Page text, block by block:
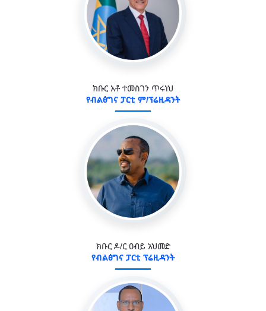
ክቡር አቶ ተመስገን ጥሩነህ
የብልፅግና ፓርቲ ም/ፕሬዚዳንት
ክቡር ዶ/ር ዐብይ አህመድ
የብልፅግና ፓርቲ ፕሬዚዳንት